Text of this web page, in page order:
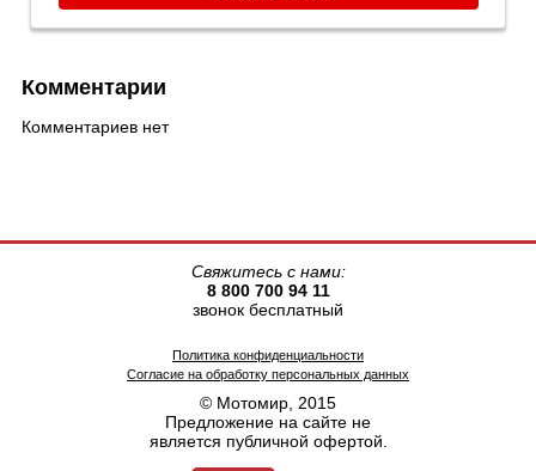
Комментарии
Комментариев нет
© Мотомир, 2015
Предложение на сайте не
является публичной офертой.
Политика конфиденциальности
Согласие на обработку персональных данных
Свяжитесь с нами:
8 800 700 94 11
звонок бесплатный